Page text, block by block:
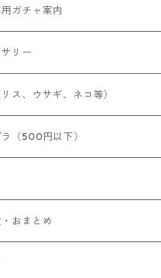
ガチャ案内
リー
トトップ
ス、ウサギ、ネコ等）
（500円以下）
イト
イト
おまとめ